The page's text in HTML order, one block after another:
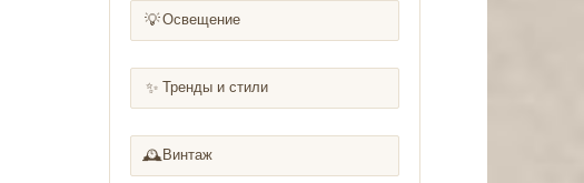
💡Освещение
✨ Тренды и стили
🕰️ Винтаж